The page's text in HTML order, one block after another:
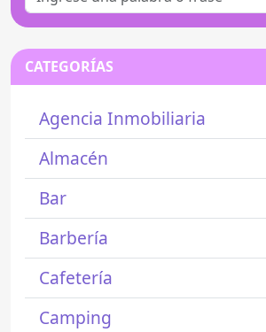
CATEGORÍAS
Agencia Inmobiliaria
Almacén
Bar
Barbería
Cafetería
Camping